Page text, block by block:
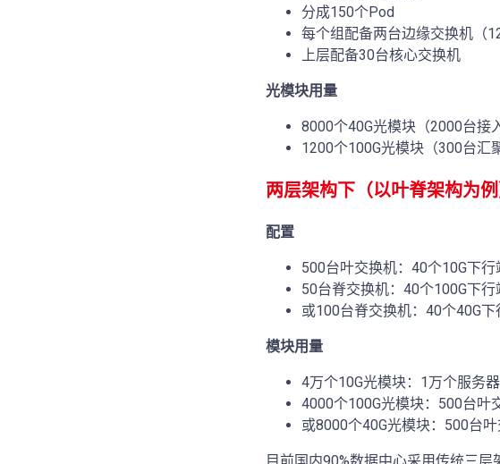
分成150个Pod
每个组配备两台边缘交换机（
上层配备30台核心交换机
光模块用量
8000个40G光模块（2000台接
1200个100G光模块（300台汇
两层架构下（以叶脊架构为例
配置
500台叶交换机：40个10G下
50台脊交换机：40个100G下行
或100台脊交换机：40个40G下
模块用量
4万个10G光模块：1万个服务
4000个100G光模块：500台叶
或8000个40G光模块：500台